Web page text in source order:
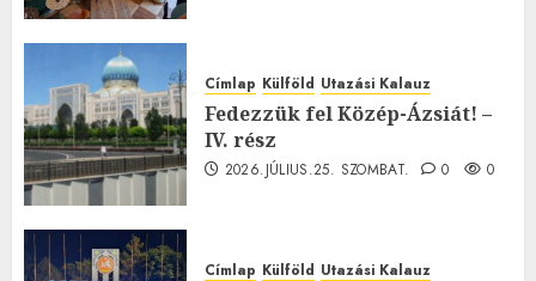
Címlap Külföld Utazási Kalauz
Fedezzük fel Közép-Ázsiát! –
IV. rész
2026.JÚLIUS.25. SZOMBAT. 0 0
Címlap Külföld Utazási Kalauz